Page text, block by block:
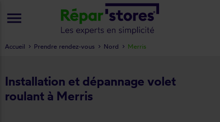
Installation et dépannage volet
roulant à Merris
Accueil Prendre rendez-vous Nord Merris
menu